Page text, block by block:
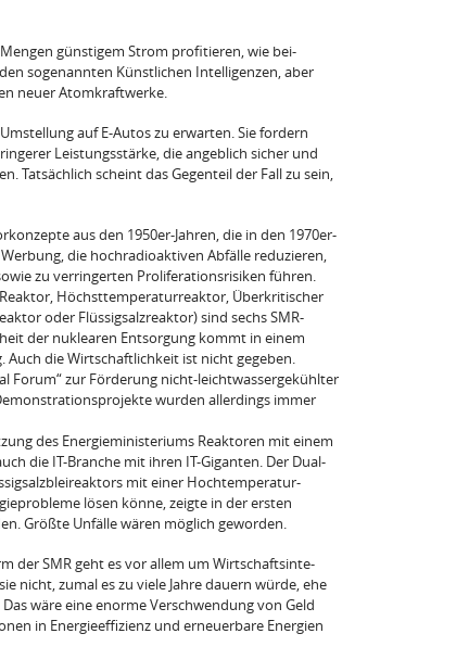
günstigem Strom profitieren, wie bei­
sogenannten Künstlichen Intelligenzen, aber
neuer Atomkraftwerke.
auf E-Autos zu erwarten. Sie fordern
Leistungsstärke, die angeblich sicher und
Tatsächlich scheint das Gegenteil der Fall zu sein,
aus den 1950er-Jahren, die in den 1970er-
die hochradioaktiven Ab­fälle reduzieren,
zu verringerten Proliferationsrisiken führen.
Höchsttempera­turreaktor, Überkritischer
oder Flüssig­salzreaktor) sind sechs SMR-
der nuklearen Entsorgung kommt in einem
die Wirt­schaftlichkeit ist nicht gegeben.
Forum“ zur Förderung nicht-leichtwasserge­kühlter
wurden aller­dings immer
des Energieministeriums Reaktoren mit einem
die IT-Branche mit ihren IT-Gigan­ten. Der Dual-
mit einer Hochtemperatur-
lösen könne, zeigte in der ersten
Größte Unfälle wären möglich geworden.
der SMR geht es vor allem um Wirtschaftsinte­
nicht, zumal es zu viele Jahre dauern würde, ehe
wäre eine enorme Verschwen­dung von Geld
in Energieeffizienz und erneuerbare Energien